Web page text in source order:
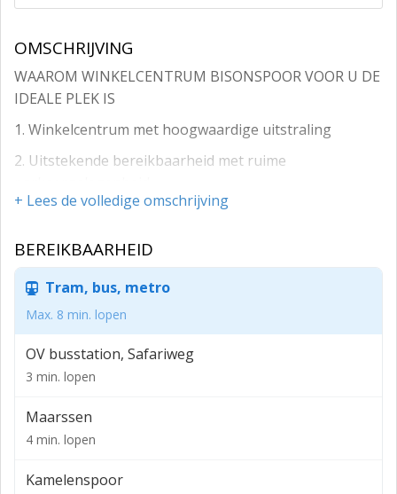
OMSCHRIJVING
WAAROM WINKELCENTRUM BISONSPOOR VOOR U DE
IDEALE PLEK IS
1. Winkelcentrum met hoogwaardige uitstraling
2. Uitstekende bereikbaarheid met ruime
3. Primair en secundair verzorgingsgebied
4. Royaal winkel- en woonvoorzieningenniveau
5. Centraal gelegen in Nederland
6. Uitstekende bereikbaarheid met openbaar vervoer
ADRES
Winkelcentrum Bisonspoor te Maarssen (3605 LB).
Winkelcentrum Bisonspoor is gelegen in Maarssen,
onderdeel van gemeente Stichtse Vecht, in de provincie
Utrecht. Met ruim 80 winkels en horecagelegenheden
+ Lees de volledige omschrijving
BEREIKBAARHEID
Tram, bus, metro
Max. 8 min. lopen
OV busstation, Safariweg
3 min. lopen
Maarssen
4 min. lopen
Kamelenspoor